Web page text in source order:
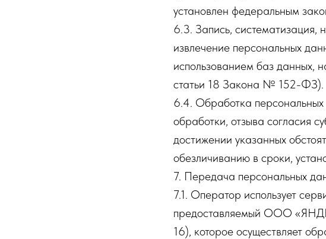
установлен федеральным
6.3. Запись, систематизация,
извлечение персональных
использованием баз данных,
статьи 18 Закона № 152-ФЗ).
6.4. Обработка
обработки, отзыва согласия
достижении указанных
обезличиванию в сроки,
7. Передача персональных
7.1. Оператор использует
предоставляемый ООО
16), которое осуществляет